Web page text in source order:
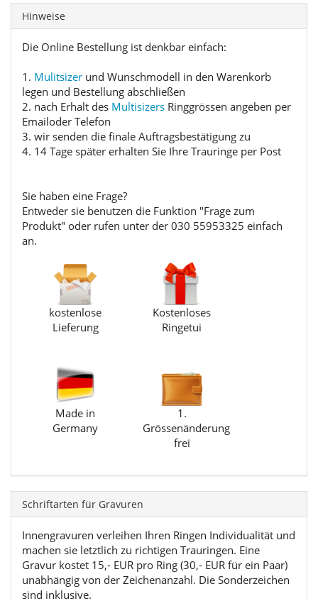
Hinweise
Die Online Bestellung ist denkbar einfach:
1. Mulitsizer und Wunschmodell in den Warenkorb
legen und Bestellung abschließen
2. nach Erhalt des Multisizers Ringgrössen angeben per
Emailoder Telefon
3. wir senden die finale Auftragsbestätigung zu
4. 14 Tage später erhalten Sie Ihre Trauringe per Post
Sie haben eine Frage?
Entweder sie benutzen die Funktion "Frage zum
Produkt" oder rufen unter der 030 55953325 einfach
an.
kostenlose
Lieferung
Kostenloses
Ringetui
Made in
Germany
1.
Grössenänderung
frei
Schriftarten für Gravuren
Innengravuren verleihen Ihren Ringen Individualität und
machen sie letztlich zu richtigen Trauringen. Eine
Gravur kostet 15,- EUR pro Ring (30,- EUR für ein Paar)
unabhängig von der Zeichenanzahl. Die Sonderzeichen
sind inklusive.